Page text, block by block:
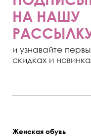
НА НАШУ
и узнавайте
скидках и
Женская обувь